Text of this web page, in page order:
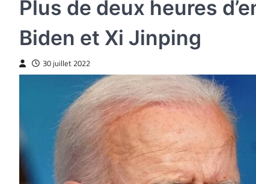
Plus de deux heures
Biden et Xi Jinping
30 juillet 2022